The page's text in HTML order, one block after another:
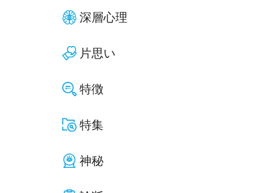
深層心理
片思い
特徴
特集
神秘